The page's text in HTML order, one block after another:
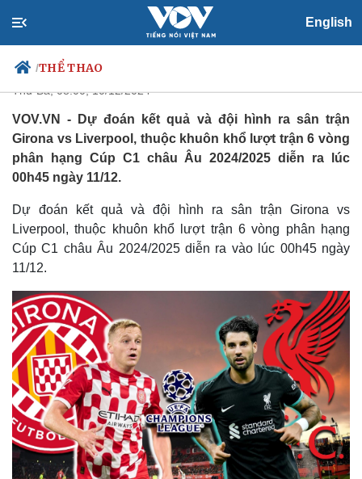
English
/THỂ THAO
Chính trị
Đảng
Quốc hội
Nhận diện sự thật
Xã hội
Giáo dục
Dấu ấn VOV
Việc làm
Dự đoán kết quả và đội hình ra
sân trận Girona vs Liverpool
Thứ Ba, 08:00, 10/12/2024
VOV.VN - Dự đoán kết quả và đội hình ra sân trận
Girona vs Liverpool, thuộc khuôn khổ lượt trận 6 vòng
phân hạng Cúp C1 châu Âu 2024/2025 diễn ra lúc
00h45 ngày 11/12.
Dự đoán kết quả và đội hình ra sân trận Girona vs
Liverpool, thuộc khuôn khổ lượt trận 6 vòng phân hạng
Cúp C1 châu Âu 2024/2025 diễn ra vào lúc 00h45 ngày
11/12.